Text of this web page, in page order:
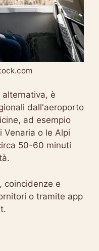
alternativa, è
dall'aeroporto
ad esempio
Venaria o le Alpi
50-60 minuti
coincidenze e
o tramite app